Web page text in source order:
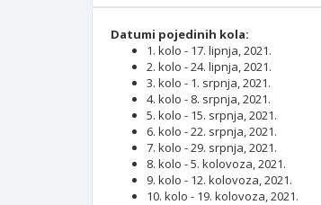
Datumi pojedinih kola:
1. kolo - 17. lipnja, 2021.
2. kolo - 24. lipnja, 2021.
3. kolo - 1. srpnja, 2021.
4. kolo - 8. srpnja, 2021.
5. kolo - 15. srpnja, 2021.
6. kolo - 22. srpnja, 2021.
7. kolo - 29. srpnja, 2021.
8. kolo - 5. kolovoza, 2021.
9. kolo - 12. kolovoza, 2021.
10. kolo - 19. kolovoza, 2021.